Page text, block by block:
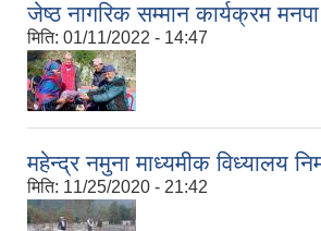
जेष्ठ नागरिक सम्मान कार्यक्रम
मिति: 01/11/2022 - 14:47
महेन्द्र नमुना माध्यमीक विध्यालय
मिति: 11/25/2020 - 21:42